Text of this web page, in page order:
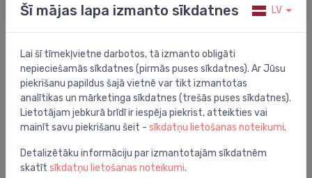
Preces apraksts
filtra elements Active carbon, 4000 l
Šī mājas lapa izmanto sīkdatnes LV
Lai šī tīmekļvietne darbotos, tā izmanto obligāti
nepieciešamās sīkdatnes (pirmās puses sīkdatnes). Ar Jūsu
piekrišanu papildus šajā vietnē var tikt izmantotas
analītikas un mārketinga sīkdatnes (trešās puses sīkdatnes).
Lietotājam jebkurā brīdī ir iespēja piekrist, atteikties vai
mainīt savu piekrišanu šeit - sīkdatņu lietošanas noteikumi.
Detalizētāku informāciju par izmantotajām sīkdatnēm
skatīt sīkdatņu lietošanas noteikumi.